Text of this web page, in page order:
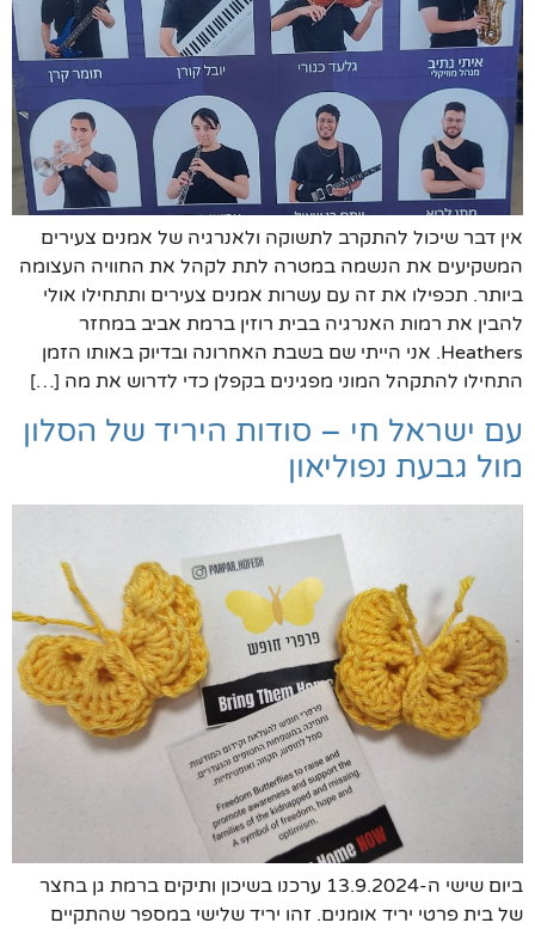
אין דבר שיכול להתקרב לתשוקה ולאנרגיה של אמנים צעירים
המשקיעים את הנשמה במטרה לתת לקהל את החוויה העצומה
ביותר. תכפילו את זה עם עשרות אמנים צעירים ותתחילו אולי
להבין את רמות האנרגיה בבית רוזין ברמת אביב במחזר
Heathers. אני הייתי שם בשבת האחרונה ובדיוק באותו הזמן
התחילו להתקהל המוני מפגינים בקפלן כדי לדרוש את מה […]
עם ישראל חי – סודות היריד של הסלון
מול גבעת נפוליאון
ביום שישי ה-13.9.2024 ערכנו בשיכון ותיקים ברמת גן בחצר
של בית פרטי יריד אומנים. זהו יריד שלישי במספר שהתקיים